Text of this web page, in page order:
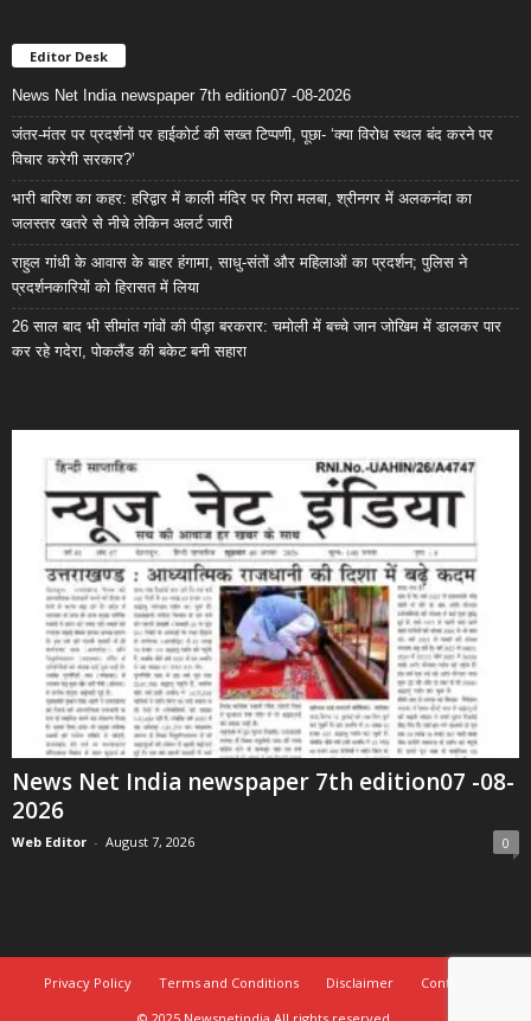
Editor Desk
News Net India newspaper 7th edition07 -08-2026
जंतर-मंतर पर प्रदर्शनों पर हाईकोर्ट की सख्त टिप्पणी, पूछा- ‘क्या विरोध स्थल बंद करने पर
विचार करेगी सरकार?’
भारी बारिश का कहर: हरिद्वार में काली मंदिर पर गिरा मलबा, श्रीनगर में अलकनंदा का
जलस्तर खतरे से नीचे लेकिन अलर्ट जारी
राहुल गांधी के आवास के बाहर हंगामा, साधु-संतों और महिलाओं का प्रदर्शन; पुलिस ने
प्रदर्शनकारियों को हिरासत में लिया
26 साल बाद भी सीमांत गांवों की पीड़ा बरकरार: चमोली में बच्चे जान जोखिम में डालकर पार
कर रहे गदेरा, पोकलैंड की बकेट बनी सहारा
News Net India newspaper 7th edition07 -08-
2026
Web Editor - August 7, 2026 0
Privacy Policy Terms and Conditions Disclaimer
Contact Us